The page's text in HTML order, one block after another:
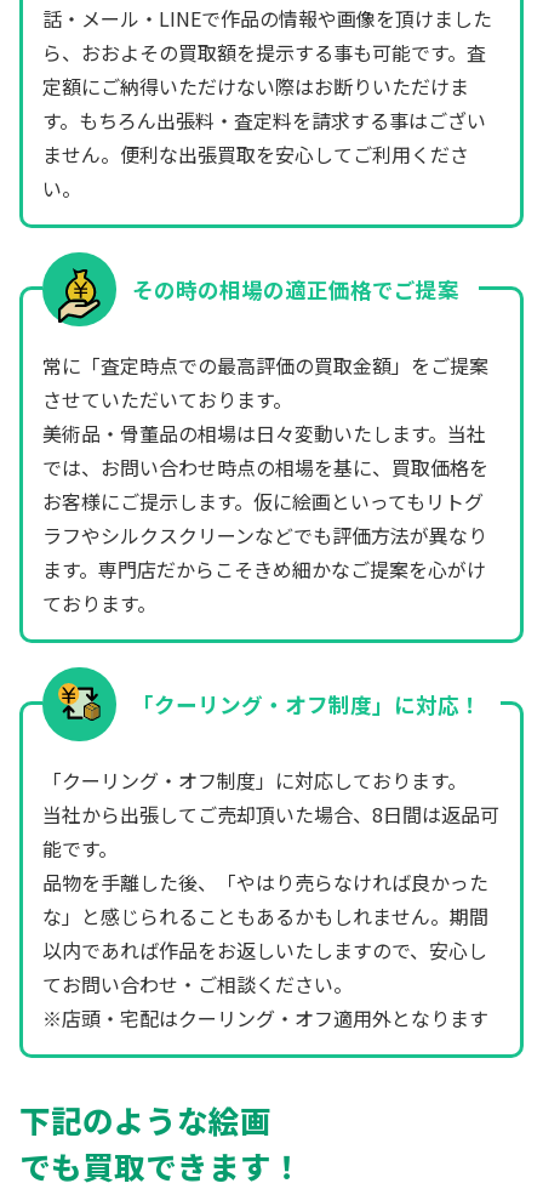
話・メール・LINEで作品の情報や画像を頂けました
ら、おおよその買取額を提示する事も可能です。査
定額にご納得いただけない際はお断りいただけま
す。もちろん出張料・査定料を請求する事はござい
ません。便利な出張買取を安心してご利用くださ
い。
その時の相場の適正価格でご提案
常に「査定時点での最高評価の買取金額」をご提案
させていただいております。
美術品・骨董品の相場は日々変動いたします。当社
では、お問い合わせ時点の相場を基に、買取価格を
お客様にご提示します。仮に絵画といってもリトグ
ラフやシルクスクリーンなどでも評価方法が異なり
ます。専門店だからこそきめ細かなご提案を心がけ
ております。
「クーリング・オフ制度」に対応！
「クーリング・オフ制度」に対応しております。
当社から出張してご売却頂いた場合、8日間は返品可
能です。
品物を手離した後、「やはり売らなければ良かった
な」と感じられることもあるかもしれません。期間
以内であれば作品をお返しいたしますので、安心し
てお問い合わせ・ご相談ください。
※店頭・宅配はクーリング・オフ適用外となります
下記のような絵画
でも買取できます！